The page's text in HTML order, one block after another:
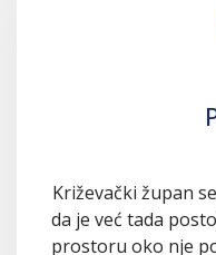
Križevački župan
da je već tada
prostoru oko nje